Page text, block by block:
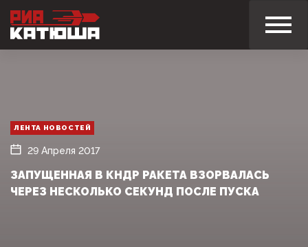
ЛЕНТА НОВОСТЕЙ
29 Апреля 2017
ЗАПУЩЕННАЯ В КНДР РАКЕТА ВЗОРВАЛАСЬ
ЧЕРЕЗ НЕСКОЛЬКО СЕКУНД ПОСЛЕ ПУСКА